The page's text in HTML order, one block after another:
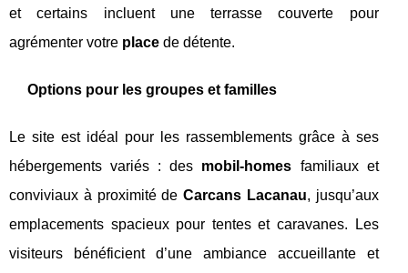
et certains incluent une terrasse couverte pour
agrémenter votre place de détente.
Options pour les groupes et familles
Le site est idéal pour les rassemblements grâce à ses
hébergements variés : des mobil-homes familiaux et
conviviaux à proximité deCarcans Lacanau, jusqu’aux
emplacements spacieux pour tentes et caravanes. Les
visiteurs bénéficient d’une ambiance accueillante et